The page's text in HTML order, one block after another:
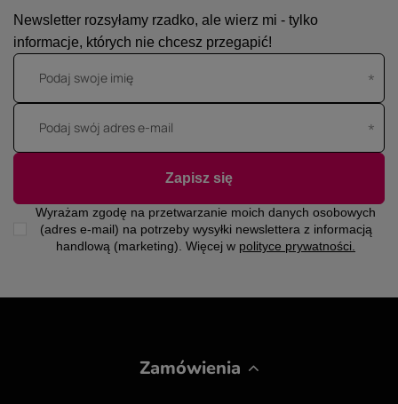
Newsletter rozsyłamy rzadko, ale wierz mi - tylko
informacje, których nie chcesz przegapić!
Podaj swoje imię
Podaj swój adres e-mail
Wyrażam zgodę na przetwarzanie moich danych osobowych
(adres e-mail) na potrzeby wysyłki newslettera z informacją
handlową (marketing). Więcej w polityce prywatności.
Zapisz się
Zamówienia